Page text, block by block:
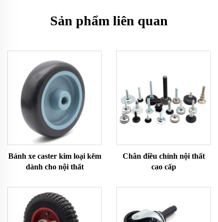
Sản phẩm liên quan
Bánh xe caster kim loại kẽm
dành cho nội thất
Chân điều chỉnh nội thất
cao cấp